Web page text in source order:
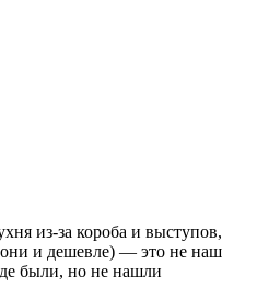
из-за короба и выступов,
они и дешевле) — это не наш
были, но не нашли